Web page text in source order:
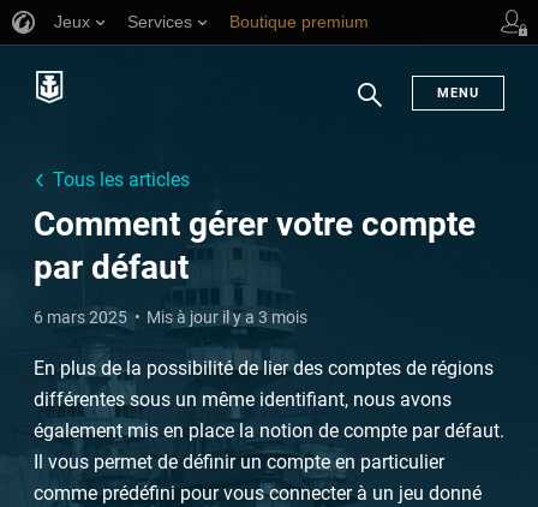
Jeux Services Boutique premium
Chercher
MENU
Tous les articles
Comment gérer votre compte
par défaut
6 mars 2025 Mis à jour il y a 3 mois
En plus de la possibilité de lier des comptes de régions
différentes sous un même identifiant, nous avons
également mis en place la notion de compte par défaut.
Il vous permet de définir un compte en particulier
comme prédéfini pour vous connecter à un jeu donné